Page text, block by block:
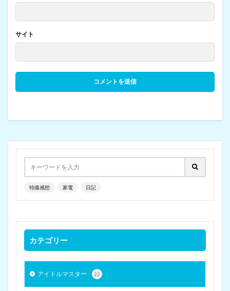
サイト
特撮感想 家電 日記
カテゴリー
アイドルマスター 22